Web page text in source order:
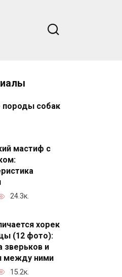
собак
мастиф с
24.3к.
хорек
(12 фото):
зверьков и
между ними
15.2к.